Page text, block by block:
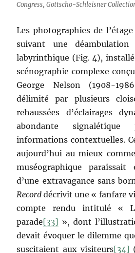
Congress, Gottscho-Schleisner
Les photographies de
suivant une
labyrinthique (Fig. 4),
scénographie complexe
George Nelson (1908-
délimité par plusieurs
rehaussées d’éclairages
abondante signalétique
informations contextuelles.
aujourd’hui au mieux
muséographique
d’une extravagance sans
Record décrivit une « fanfare
compte rendu intitulé «
parade[33] », dont
devait évoquer le dilemme
suscitaient aux visiteurs[34]